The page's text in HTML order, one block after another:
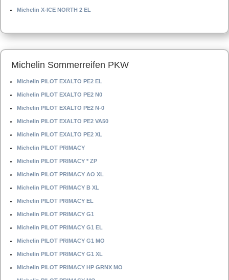
Michelin X-ICE NORTH 2 EL
Michelin Sommerreifen PKW
Michelin PILOT EXALTO PE2 EL
Michelin PILOT EXALTO PE2 N0
Michelin PILOT EXALTO PE2 N-0
Michelin PILOT EXALTO PE2 VA50
Michelin PILOT EXALTO PE2 XL
Michelin PILOT PRIMACY
Michelin PILOT PRIMACY * ZP
Michelin PILOT PRIMACY AO XL
Michelin PILOT PRIMACY B XL
Michelin PILOT PRIMACY EL
Michelin PILOT PRIMACY G1
Michelin PILOT PRIMACY G1 EL
Michelin PILOT PRIMACY G1 MO
Michelin PILOT PRIMACY G1 XL
Michelin PILOT PRIMACY HP GRNX MO